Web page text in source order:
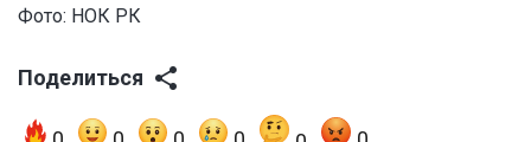
Фото: НОК РК
Поделиться